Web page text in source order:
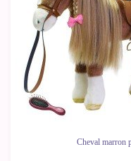
Cheval marron